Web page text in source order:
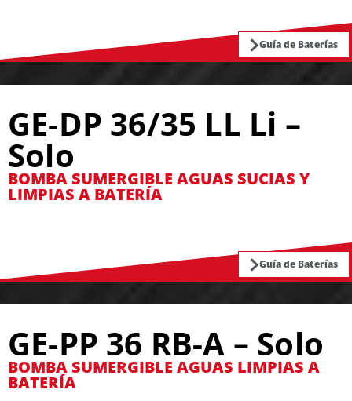
Guía de Baterías
GE-DP 36/35 LL Li –
Solo
BOMBA SUMERGIBLE AGUAS SUCIAS Y
LIMPIAS A BATERÍA
Guía de Baterías
GE-PP 36 RB-A – Solo
BOMBA SUMERGIBLE AGUAS LIMPIAS A
BATERÍA